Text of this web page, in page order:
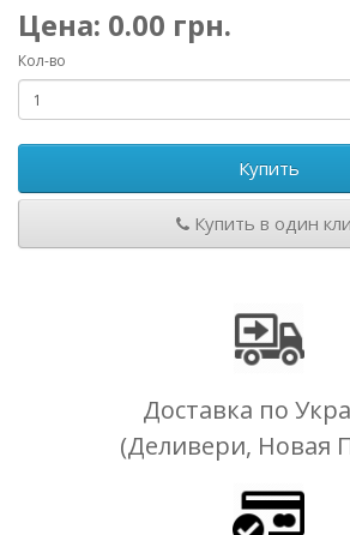
Цена: 0.00 грн.
Кол-во
Купить
Купить в один
Доставка по
(Деливери, Новая